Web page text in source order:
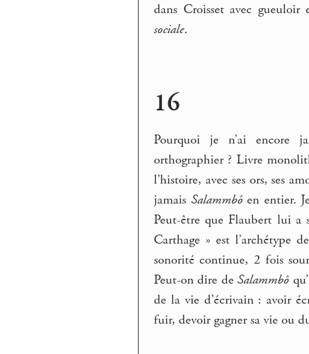
dans Croisset avec
sociale.
16
Pourquoi je n’ai encore
orthographier ? Livre
l’histoire, avec ses ors, ses
jamais Salammbôen entier.
Peut-être que Flaubert lui a
Carthage » est l’archétype
sonorité continue, 2 fois
Peut-on dire deSalammbô
de la vie d’écrivain : avoir
fuir, devoir gagner sa vie ou